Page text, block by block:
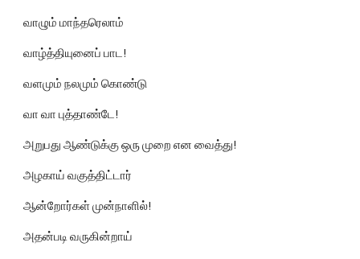
வாழும் மாந்தரெலாம்
வாழ்த்தியுனைப் பாட!
வளமும் நலமும் கொண்டு
வா வா புத்தாண்டே!
அறுபது ஆண்டுக்கு ஒரு முறை என வைத்து!
அழகாய் வகுத்திட்டார்
ஆன்றோர்கள் முன்நாளில்!
அதன்படி வருகின்றாய்